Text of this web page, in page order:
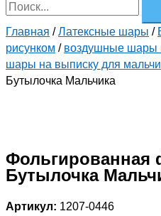
Главная /Латексные шары /
рисунком / воздушные шары
шары на выписку для
Бутылочка Мальчика
Фольгированная
Бутылочка
Артикул: 1207-0446